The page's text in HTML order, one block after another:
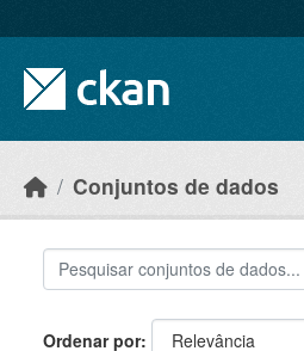
Conjuntos de dados
Ordenar por